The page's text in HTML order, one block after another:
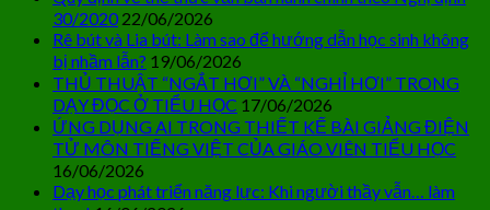
30/2020 22/06/2026
Rê bút và Lia bút: Làm sao để hướng dẫn học sinh không
bị nhầm lẫn? 19/06/2026
THỦ THUẬT “NGẮT HƠI” VÀ “NGHỈ HƠI” TRONG
DẠY ĐỌC Ở TIỂU HỌC 17/06/2026
ỨNG DỤNG AI TRONG THIẾT KẾ BÀI GIẢNG ĐIỆN
TỬ MÔN TIẾNG VIỆT CỦA GIÁO VIÊN TIỂU HỌC
16/06/2026
Dạy học phát triển năng lực: Khi người thầy vẫn… làm